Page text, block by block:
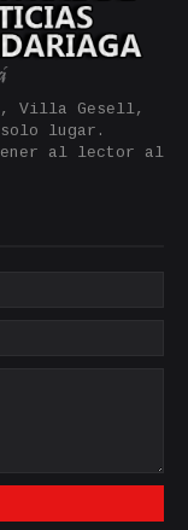
Villa Gesell,
lugar.
al lector al